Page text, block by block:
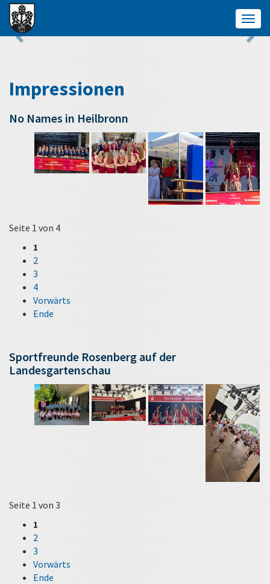
Impressionen
No Names in Heilbronn
Seite 1 von 4
1
2
3
4
Vorwärts
Ende
Sportfreunde Rosenberg auf der
Landesgartenschau
Seite 1 von 3
1
2
3
Vorwärts
Ende